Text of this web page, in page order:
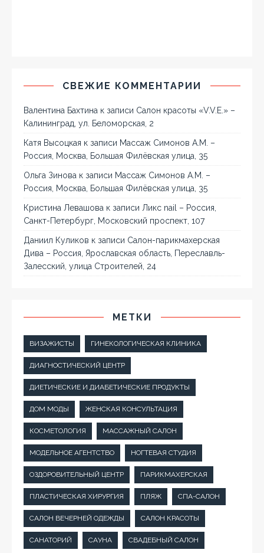
СВЕЖИЕ КОММЕНТАРИИ
Валентина Бахтина к записи Салон красоты «V.V.E.» –
Калининград, ул. Беломорская, 2
Катя Высоцкая к записи Массаж Симонов А.М. –
Россия, Москва, Большая Филёвская улица, 35
Ольга Зинова к записи Массаж Симонов А.М. –
Россия, Москва, Большая Филёвская улица, 35
Кристина Левашова к записи Ликс nail – Россия,
Санкт-Петербург, Московский проспект, 107
Даниил Куликов к записи Салон-парикмахерская
Дива – Россия, Ярославская область, Переславль-
Залесский, улица Строителей, 24
МЕТКИ
ВИЗАЖИСТЫ ГИНЕКОЛОГИЧЕСКАЯ КЛИНИКА
ДИАГНОСТИЧЕСКИЙ ЦЕНТР
ДИЕТИЧЕСКИЕ И ДИАБЕТИЧЕСКИЕ ПРОДУКТЫ
ДОМ МОДЫ ЖЕНСКАЯ КОНСУЛЬТАЦИЯ
КОСМЕТОЛОГИЯ МАССАЖНЫЙ САЛОН
МОДЕЛЬНОЕ АГЕНТСТВО НОГТЕВАЯ СТУДИЯ
ОЗДОРОВИТЕЛЬНЫЙ ЦЕНТР ПАРИКМАХЕРСКАЯ
ПЛАСТИЧЕСКАЯ ХИРУРГИЯ ПЛЯЖ СПА-САЛОН
САЛОН ВЕЧЕРНЕЙ ОДЕЖДЫ САЛОН КРАСОТЫ
САНАТОРИЙ САУНА СВАДЕБНЫЙ САЛОН